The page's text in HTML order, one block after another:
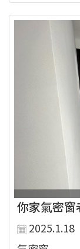
你家氣密
2025.1.18